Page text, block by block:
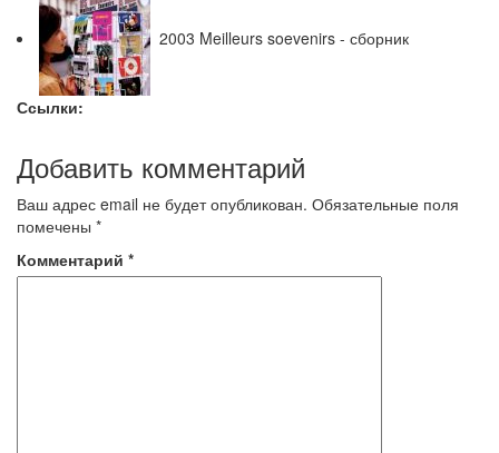
2003 Meilleurs soevenirs - сборник
Ссылки:
Добавить комментарий
Ваш адрес email не будет опубликован. Обязательные поля
помечены *
Комментарий *